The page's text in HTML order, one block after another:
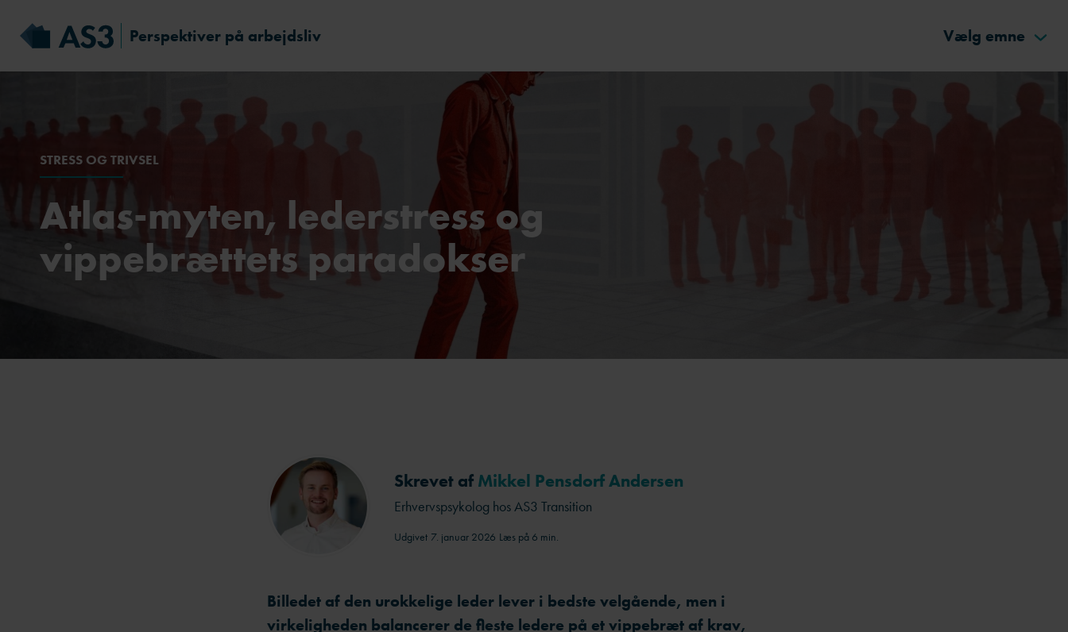
Perspektiver på arbejdsliv Vælg emne
STRESS OG TRIVSEL
Atlas-myten, lederstress og
vippebrættets paradokser
Skrevet af Mikkel Pensdorf Andersen
Erhvervspsykolog hos AS3 Transition
Udgivet 7. januar 2026 Læs på 6 min.
Billedet af den urokkelige leder lever i bedste velgående, men i
virkeligheden balancerer de fleste ledere på et vippebræt af krav,